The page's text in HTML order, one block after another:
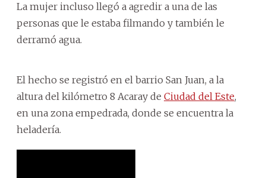
La mujer incluso llegó a agredir a una de las
personas que le estaba filmando y también le
derramó agua.
El hecho se registró en el barrio San Juan, a la
altura del kilómetro 8 Acaray de Ciudad del Este,
en una zona empedrada, donde se encuentra la
heladería.